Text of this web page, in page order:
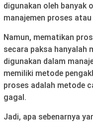
digunakan oleh banyak
manajemen proses
Namun, mematikan
secara paksa hanyalah
digunakan dalam
memiliki metode
proses adalah metode
gagal.
Jadi, apa sebenarnya